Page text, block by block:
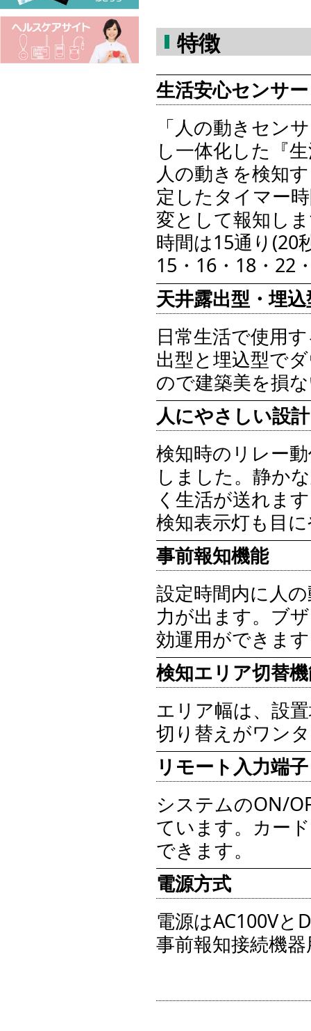
特徴
生活安心センサー
「人の動きセン
し一体化した『
人の動きを検知
定したタイマー
変として報知し
時間は15通り(20
15・16・18・22
天井露出型・埋
日常生活で使用
出型と埋込型で
ので建築美を損
人にやさしい設計
検知時のリレー
しました。静か
く生活が送れま
検知表示灯も目
事前報知機能
設定時間内に人
力が出ます。ブ
効運用ができま
検知エリア切替
エリア幅は、設
切り替えがワン
リモート入力端子
システムのON/
ています。カー
できます。
電源方式
電源はAC100Vと
事前報知接続機